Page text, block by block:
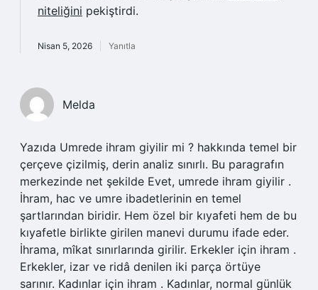
niteliğini pekiştirdi.
Nisan 5, 2026 Yanıtla
Melda
Yazıda Umrede ihram giyilir mi ? hakkında temel bir
çerçeve çizilmiş, derin analiz sınırlı. Bu paragrafın
merkezinde net şekilde Evet, umrede ihram giyilir .
İhram, hac ve umre ibadetlerinin en temel
şartlarından biridir. Hem özel bir kıyafeti hem de bu
kıyafetle birlikte girilen manevi durumu ifade eder.
İhrama, mîkat sınırlarında girilir. Erkekler için ihram .
Erkekler, izar ve ridâ denilen iki parça örtüye
sarınır. Kadınlar için ihram . Kadınlar, normal günlük